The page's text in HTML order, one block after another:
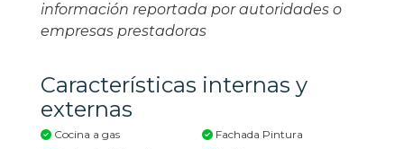
información reportada por autoridades o
empresas prestadoras
Características internas y
externas
Cocina a gas
Fachada Pintura